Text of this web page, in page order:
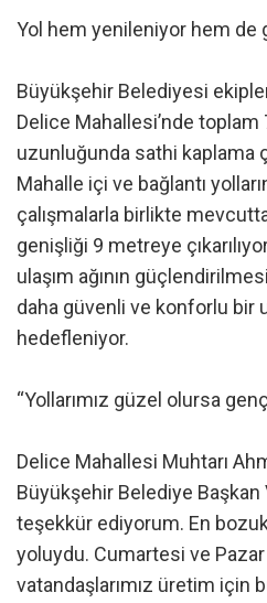
Yol hem yenileniyor hem de
Büyükşehir Belediyesi
Delice Mahallesi’nde
uzunluğunda sathi kaplama
Mahalle içi ve bağlantı
çalışmalarla birlikte
genişliği 9 metreye
ulaşım ağının
daha güvenli ve konforlu bir
hedefleniyor.
“Yollarımız güzel olursa
Delice Mahallesi Muhtarı
Büyükşehir Belediye Başkan
teşekkür ediyorum. En
yoluydu. Cumartesi ve
vatandaşlarımız üretim için